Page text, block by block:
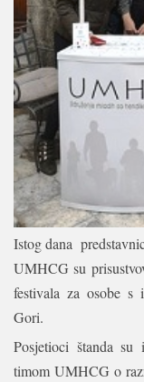
Istog dana
UMHCG su
festivala za osobe s
Gori.
Posjetioci štanda
timom UMHCG o